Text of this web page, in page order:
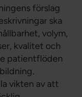
förslag
ska
volym,
kvalitet och
patientflöden
vikten av att